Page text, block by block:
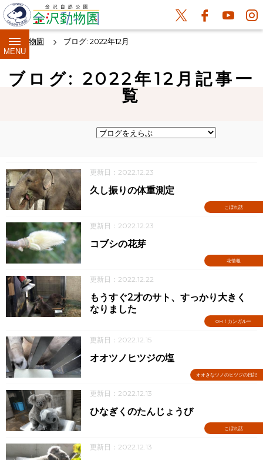
MENU
金沢動物園 ブログ: 2022年12月
ブログ: 2022年12月記事一
覧
更新日：2022.12.23
こぼれ話
久し振りの体重測定
更新日：2022.12.23
花情報
コブシの花芽
更新日：2022.12.22
OH！カンガルー
もうすぐ2才のサト、すっかり大きく
なりました
更新日：2022.12.15
オオきなツノのヒツジの日記
オオツノヒツジの塩
更新日：2022.12.13
こぼれ話
ひなぎくのたんじょうび
更新日：2022.12.13